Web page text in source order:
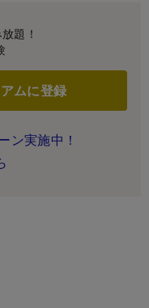
題！
ムに登録
ン実施中！